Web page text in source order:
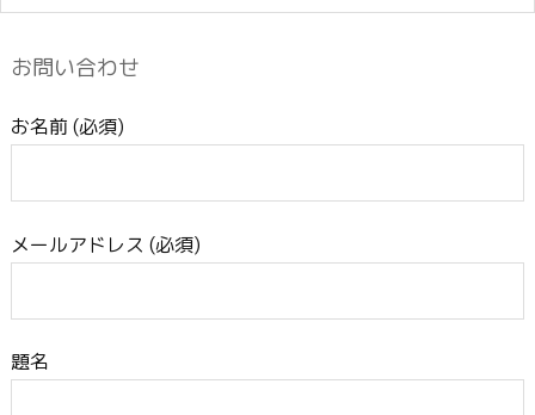
お問い合わせ
お名前 (必須)
メールアドレス (必須)
題名